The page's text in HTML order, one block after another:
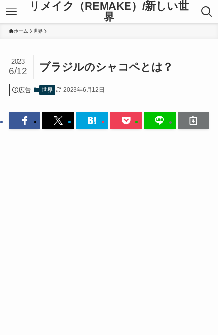
リメイク（REMAKE）/新しい世
界
ホーム 世界
ブラジルのシャコペとは？
2023
6/12
広告 世界 2023年6月12日